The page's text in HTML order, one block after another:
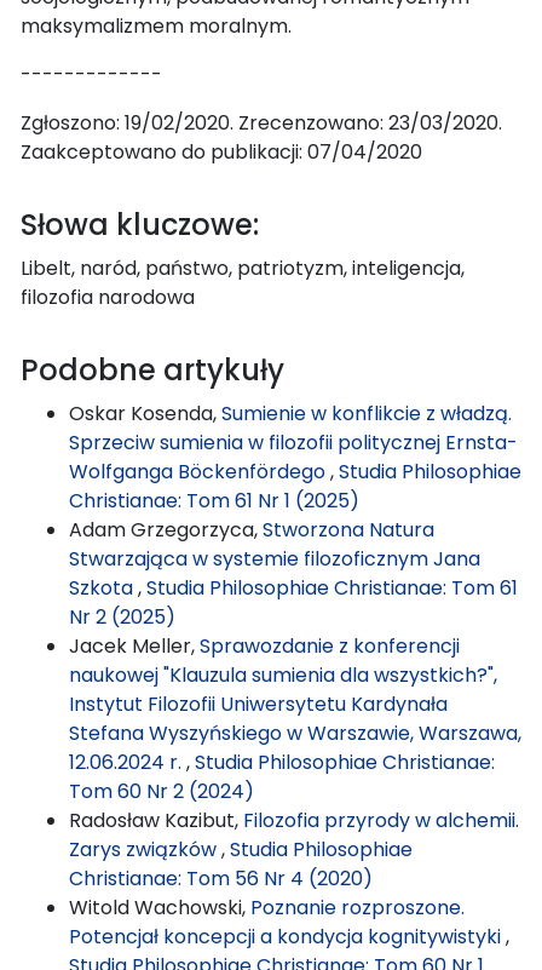
maksymalizmem moralnym.
-------------
Zgłoszono: 19/02/2020. Zrecenzowano: 23/03/2020.
Zaakceptowano do publikacji: 07/04/2020
Słowa kluczowe:
Libelt, naród, państwo, patriotyzm, inteligencja,
filozofia narodowa
Podobne artykuły
Oskar Kosenda,Sumienie w konflikcie z władzą.
Sprzeciw sumienia w filozofii politycznej Ernsta-
Wolfganga Böckenfördego,Studia Philosophiae
Christianae: Tom 61 Nr 1 (2025)
Adam Grzegorzyca,Stworzona Natura
Stwarzająca w systemie filozoficznym Jana
Szkota,Studia Philosophiae Christianae: Tom 61
Nr 2 (2025)
Jacek Meller,Sprawozdanie z konferencji
naukowej "Klauzula sumienia dla wszystkich?",
Instytut Filozofii Uniwersytetu Kardynała
Stefana Wyszyńskiego w Warszawie, Warszawa,
12.06.2024 r. ,Studia Philosophiae Christianae:
Tom 60 Nr 2 (2024)
Radosław Kazibut, Filozofia przyrody w alchemii.
Zarys związków,Studia Philosophiae
Christianae: Tom 56 Nr 4 (2020)
Witold Wachowski, Poznanie rozproszone.
Potencjał koncepcji a kondycja kognitywistyki,